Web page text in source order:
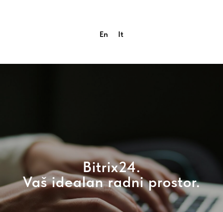
En It
Bitrix24.
Vaš idealan radni prostor.